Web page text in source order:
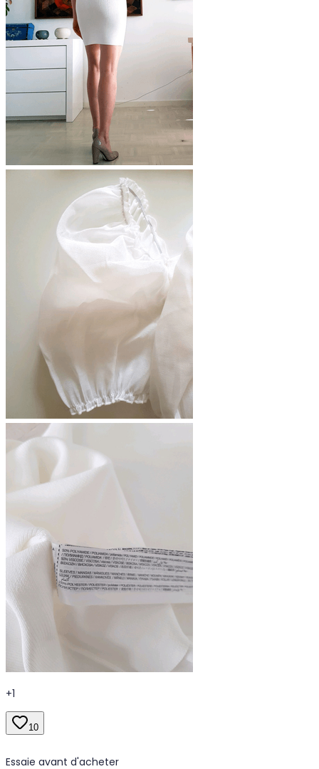
+1
10
Essaie avant d'acheter